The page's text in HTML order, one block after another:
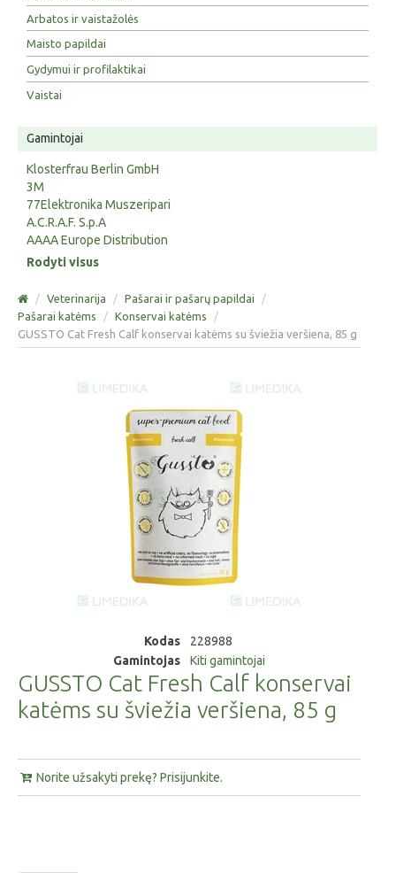
Arbatos ir vaistažolės
Maisto papildai
Gydymui ir profilaktikai
Vaistai
Gamintojai
Klosterfrau Berlin GmbH
3M
77Elektronika Muszeripari
A.C.R.A.F. S.p.A
AAAA Europe Distribution
Rodyti visus
/ Veterinarija / Pašarai ir pašarų papildai
/
Pašarai katėms
/ Konservai katėms
/
GUSSTO Cat Fresh Calf konservai katėms su šviežia veršiena, 85 g
Kodas
228988
Gamintojas
Kiti gamintojai
GUSSTO Cat Fresh Calf konservai
katėms su šviežia veršiena, 85 g
Norite užsakyti prekę? Prisijunkite.